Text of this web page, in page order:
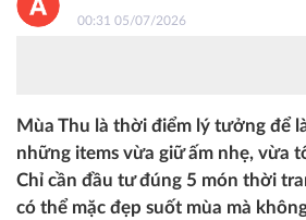
00:31 05/07/2026
Mùa Thu là thời điểm lý tưởng để
những items vừa giữ ấm nhẹ, vừa
Chỉ cần đầu tư đúng 5 món thời
có thể mặc đẹp suốt mùa mà